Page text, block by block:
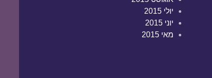
יולי 2015
יוני 2015
מאי 2015